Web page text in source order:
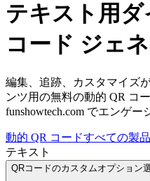
テキスト用
コード ジェ
編集、追跡、カスタマイズ
ンツ用の無料の動的 QR コ
funshowtech.com でエンゲー
動的 QR コードすべての製品
テキスト
QRコードのカスタムオプション